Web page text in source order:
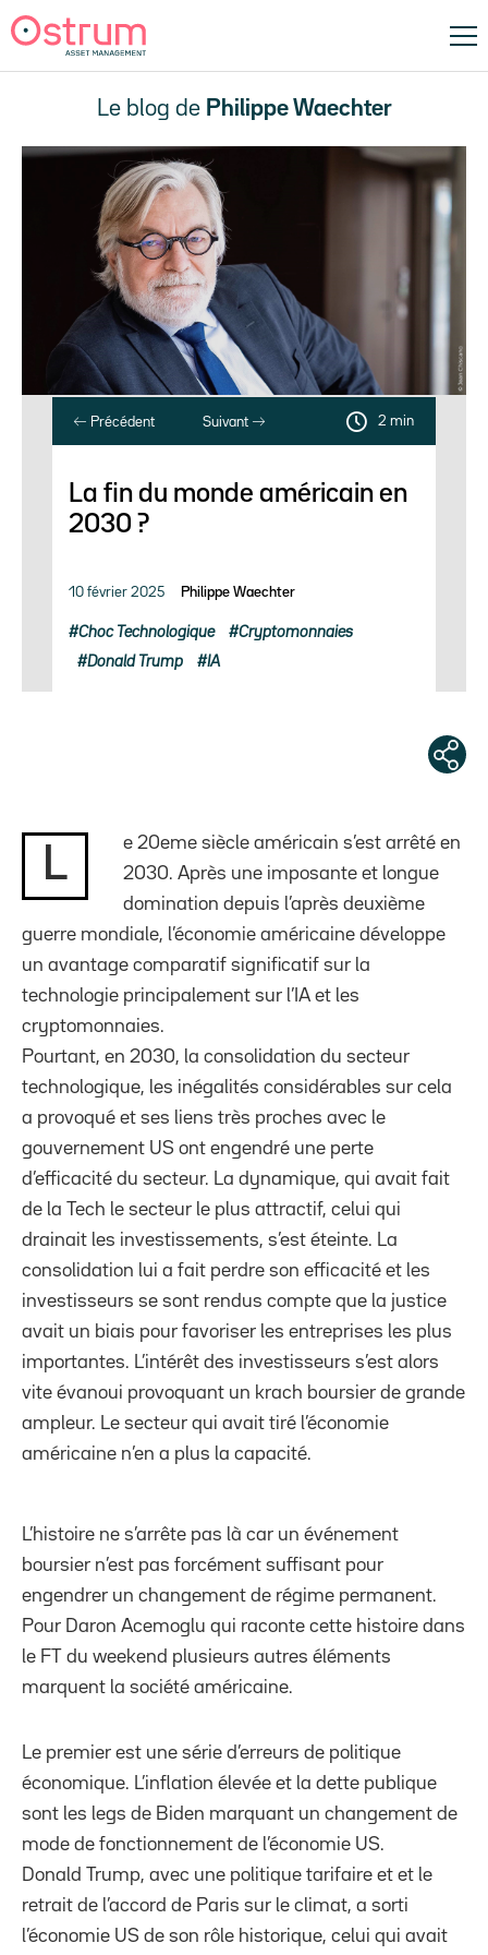
Le blog de Philippe Waechter
Précédent Suivant 2 min
La fin du monde américain en
2030 ?
10 février 2025 Philippe Waechter
Choc Technologique Cryptomonnaies
Donald Trump IA
L
e 20eme siècle américain s’est arrêté en
2030. Après une imposante et longue
domination depuis l’après deuxième
guerre mondiale, l’économie américaine développe
un avantage comparatif significatif sur la
technologie principalement sur l’IA et les
cryptomonnaies.
Pourtant, en 2030, la consolidation du secteur
technologique, les inégalités considérables sur cela
a provoqué et ses liens très proches avec le
gouvernement US ont engendré une perte
d’efficacité du secteur. La dynamique, qui avait fait
de la Tech le secteur le plus attractif, celui qui
drainait les investissements, s’est éteinte. La
consolidation lui a fait perdre son efficacité et les
investisseurs se sont rendus compte que la justice
avait un biais pour favoriser les entreprises les plus
importantes. L’intérêt des investisseurs s’est alors
vite évanoui provoquant un krach boursier de grande
ampleur. Le secteur qui avait tiré l’économie
américaine n’en a plus la capacité.
L’histoire ne s’arrête pas là car un événement
boursier n’est pas forcément suffisant pour
engendrer un changement de régime permanent.
Pour Daron Acemoglu qui raconte cette histoire dans
le FT du weekend plusieurs autres éléments
marquent la société américaine.
Le premier est une série d’erreurs de politique
économique. L’inflation élevée et la dette publique
sont les legs de Biden marquant un changement de
mode de fonctionnement de l’économie US.
Donald Trump, avec une politique tarifaire et et le
retrait de l’accord de Paris sur le climat, a sorti
l’économie US de son rôle historique, celui qui avait